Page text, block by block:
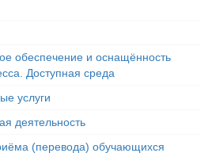
обеспечение и оснащённость
Доступная среда
услуги
деятельность
(перевода) обучающихся